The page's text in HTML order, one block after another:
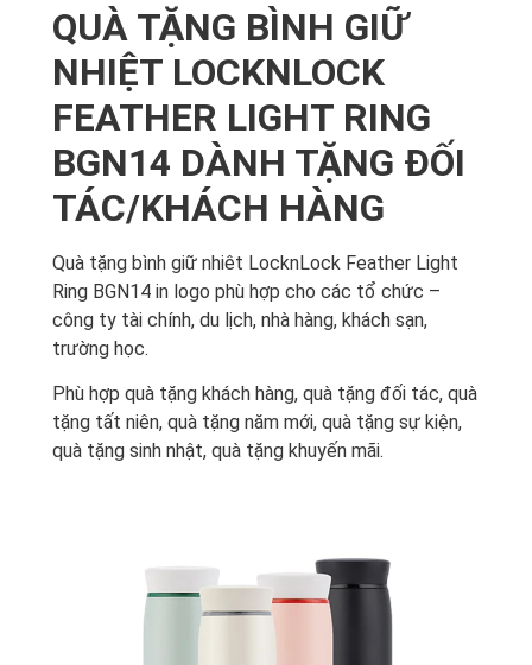
QUÀ TẶNG BÌNH GIỮ
NHIỆT LOCKNLOCK
FEATHER LIGHT RING
BGN14 DÀNH TẶNG ĐỐI
TÁC/KHÁCH HÀNG
Quà tặng bình giữ nhiêt LocknLock Feather Light
Ring BGN14 in logo phù hợp cho các tổ chức –
công ty tài chính, du lịch, nhà hàng, khách sạn,
trường học.
Phù hợp quà tặng khách hàng, quà tặng đối tác, quà
tặng tất niên, quà tặng năm mới, quà tặng sự kiện,
quà tặng sinh nhật, quà tặng khuyến mãi.